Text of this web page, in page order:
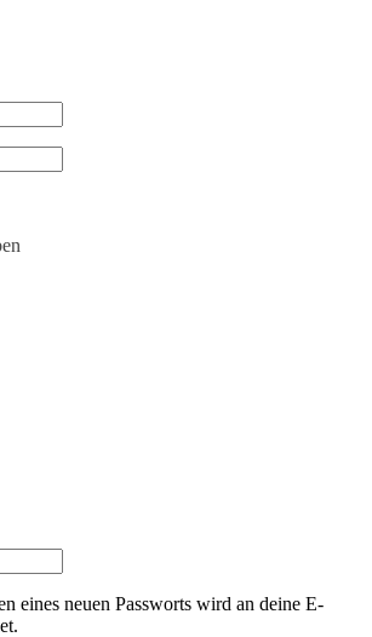
eines neuen Passworts wird an deine E-